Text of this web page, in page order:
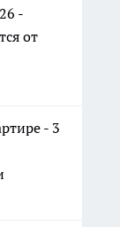
-
от
- 3